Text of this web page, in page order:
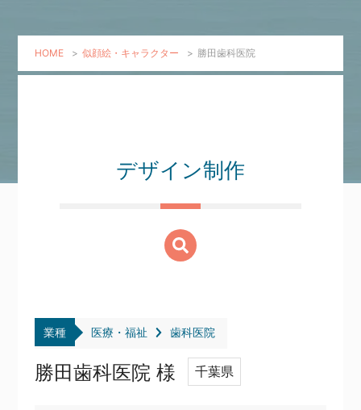
HOME > 似顔絵・キャラクター > 勝田歯科医院
デザイン制作
業種 医療・福祉 歯科医院
勝田歯科医院 様 千葉県